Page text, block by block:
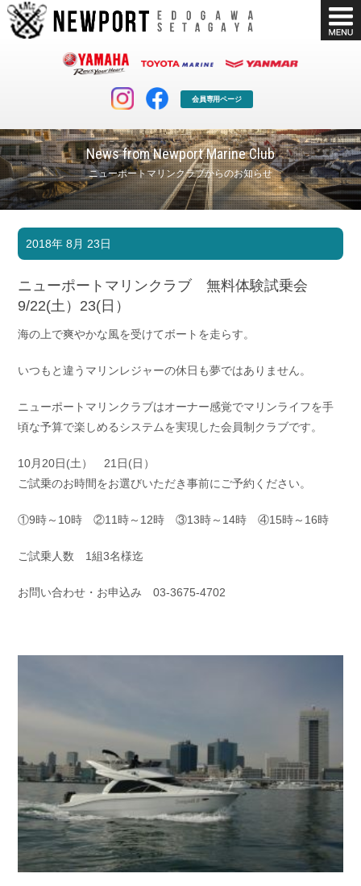
会員専用ページ
News from Newport Marine Club
ニューポートマリンクラブからのお知らせ
マリンクラブ
マリンライフを堪能したい！
ボート販売
ボート免許
長年の実績と信頼！
シースタイル
Sea-Style
店舗情報
お問い合わせ 会社概要
採用情報 リンク集
2018年 8月 23日
ニューポートマリンクラブ 無料体験試乗会
9/22(土）23(日）
海の上で爽やかな風を受けてボートを走らす。
いつもと違うマリンレジャーの休日も夢ではありません。
ニューポートマリンクラブはオーナー感覚でマリンライフを手
頃な予算で楽しめるシステムを実現した会員制クラブです。
10月20日(土） 21日(日）
ご試乗のお時間をお選びいただき事前にご予約ください。
①9時～10時 ②11時～12時 ③13時～14時 ④15時～16時
ご試乗人数 1組3名様迄
お問い合わせ・お申込み 03-3675-4702